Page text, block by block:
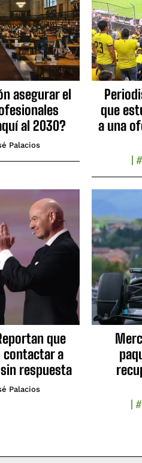
asegurar el
al 2030?
Palacios
que
a una
que
a
respuesta
Palacios